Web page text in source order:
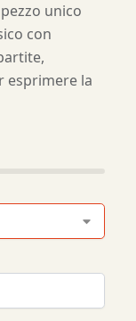
unico
con
esprimere la